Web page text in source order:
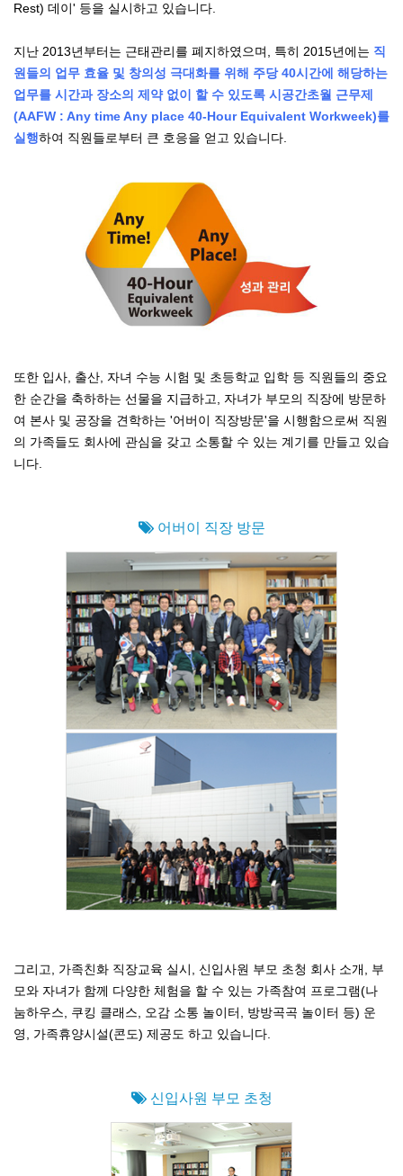
Rest) 데이' 등을 실시하고 있습니다.
지난 2013년부터는 근태관리를 폐지하였으며, 특히 2015년에는 직
원들의 업무 효율 및 창의성 극대화를 위해 주당 40시간에 해당하는
업무를 시간과 장소의 제약 없이 할 수 있도록 시공간초월 근무제
(AAFW : Any time Any place 40-Hour Equivalent Workweek)를
실행하여 직원들로부터 큰 호응을 얻고 있습니다.
또한 입사, 출산, 자녀 수능 시험 및 초등학교 입학 등 직원들의 중요
한 순간을 축하하는 선물을 지급하고, 자녀가 부모의 직장에 방문하
여 본사 및 공장을 견학하는 '어버이 직장방문'을 시행함으로써 직원
의 가족들도 회사에 관심을 갖고 소통할 수 있는 계기를 만들고 있습
니다.
어버이 직장 방문
그리고, 가족친화 직장교육 실시, 신입사원 부모 초청 회사 소개, 부
모와 자녀가 함께 다양한 체험을 할 수 있는 가족참여 프로그램(나
눔하우스, 쿠킹 클래스, 오감 소통 놀이터, 방방곡곡 놀이터 등) 운
영, 가족휴양시설(콘도) 제공도 하고 있습니다.
신입사원 부모 초청